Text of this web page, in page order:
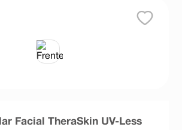
Facial TheraSkin UV-Less